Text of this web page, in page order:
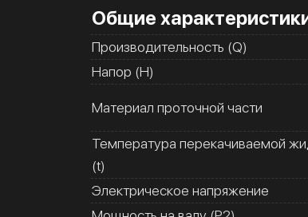
Общие
Производительность (Q)
Напор (H)
Материал проточной части
Температура перекачиваемой
(t)
Электрическое напряжение